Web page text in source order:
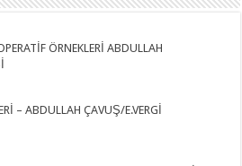
ÖRNEKLERİ ABDULLAH
– ABDULLAH ÇAVUŞ/E.VERGİ